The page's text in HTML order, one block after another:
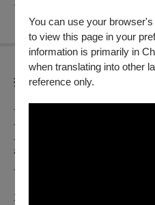
You can use your
to view this page in your
information is primarily in
when translating into other
reference only.
﹋﹋
折扣方案
早鳥票券
早鳥票：每張190元
早鳥日場票：每張150元
敬老愛心票：每張120元
早鳥票銷售期間：6/9（日）12
單場票券